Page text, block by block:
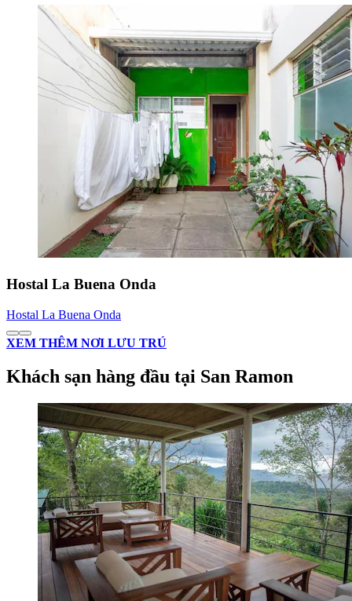
Hostal La Buena Onda
Hostal La Buena Onda
XEM THÊM NƠI LƯU TRÚ
Khách sạn hàng đầu tại San Ramon